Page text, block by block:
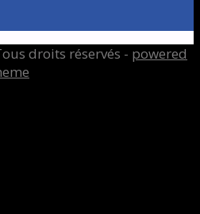
droits réservés - powered